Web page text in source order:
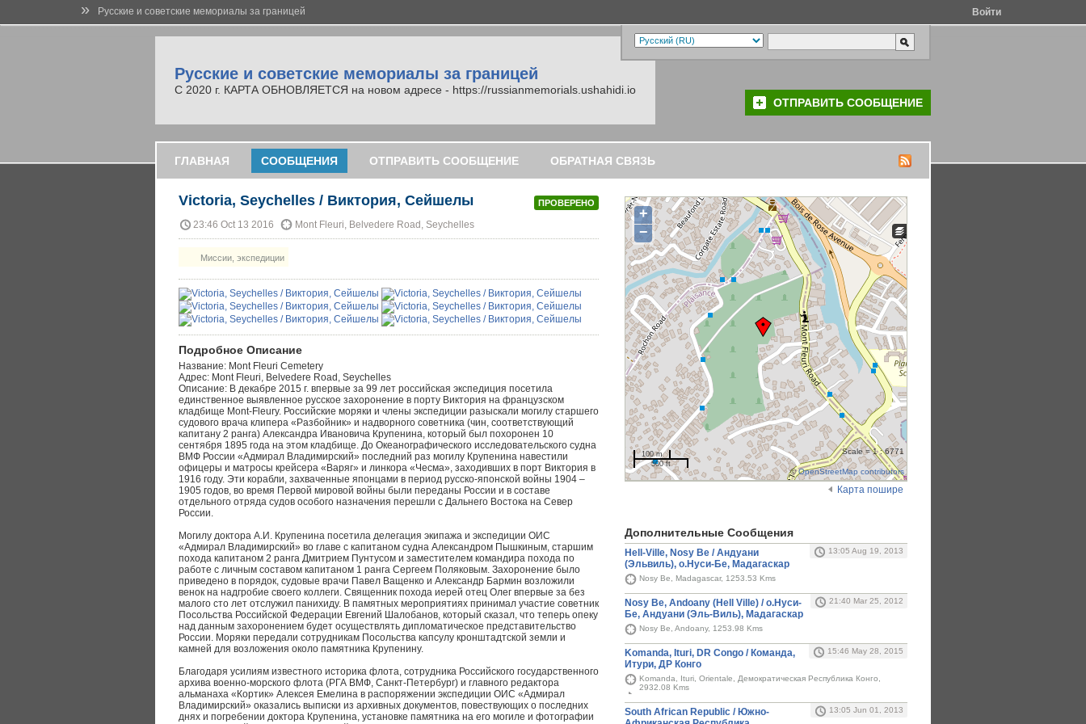
» Русские и советские мемориалы за границей Войти
Русские и советские мемориалы за границей
С 2020 г. КАРТА ОБНОВЛЯЕТСЯ на новом адресе - https://russianmemorials.ushahidi.io
ОТПРАВИТЬ СООБЩЕНИЕ
ГЛАВНАЯ СООБЩЕНИЯ ОТПРАВИТЬ СООБЩЕНИЕ ОБРАТНАЯ СВЯЗЬ
ПРОВЕРЕНО
Victoria, Seychelles / Виктория, Сейшелы
23:46 Oct 13 2016 Mont Fleuri, Belvedere Road, Seychelles
Миссии, экспедиции
Подробное Описание
Название: Mont Fleuri Cemetery
Адрес: Mont Fleuri, Belvedere Road, Seychelles
Описание: В декабре 2015 г. впервые за 99 лет российская экспедиция посетила
единственное выявленное русское захоронение в порту Виктория на французском
кладбище Mont-Fleury. Российские моряки и члены экспедиции разыскали могилу старшего
судового врача клипера «Разбойник» и надворного советника (чин, соответствующий
капитану 2 ранга) Александра Ивановича Крупенина, который был похоронен 10
сентября 1895 года на этом кладбище. До Океанографического исследовательского судна
ВМФ России «Адмирал Владимирский» последний раз могилу Крупенина навестили
офицеры и матросы крейсера «Варяг» и линкора «Чесма», заходивших в порт Виктория в
1916 году. Эти корабли, захваченные японцами в период русско-японской войны 1904 –
1905 годов, во время Первой мировой войны были переданы России и в составе
отдельного отряда судов особого назначения перешли с Дальнего Востока на Север
России.
Могилу доктора А.И. Крупенина посетила делегация экипажа и экспедиции ОИС
«Адмирал Владимирский» во главе с капитаном судна Александром Пышкиным, старшим
похода капитаном 2 ранга Дмитрием Пунтусом и заместителем командира похода по
работе с личным составом капитаном 1 ранга Сергеем Поляковым. Захоронение было
приведено в порядок, судовые врачи Павел Ващенко и Александр Бармин возложили
венок на надгробие своего коллеги. Священник похода иерей отец Олег впервые за без
малого сто лет отслужил панихиду. В памятных мероприятиях принимал участие советник
Посольства Российской Федерации Евгений Шалобанов, который сказал, что теперь опеку
над данным захоронением будет осуществлять дипломатическое представительство
России. Моряки передали сотрудникам Посольства капсулу кронштадтской земли и
камней для возложения около памятника Крупенину.
Благодаря усилиям известного историка флота, сотрудника Российского государственного
архива военно-морского флота (РГА ВМФ, Санкт-Петербург) и главного редактора
альманаха «Кортик» Алексея Емелина в распоряжении экспедиции ОИС «Адмирал
Владимирский» оказались выписки из архивных документов, повествующих о последних
днях и погребении доктора Крупенина, установке памятника на его могиле и фотографии
+
−
100 m
500 ft
Scale = 1 : 6771
©OpenStreetMap contributors
Карта пошире
Дополнительные Cообщения
Hell-Ville, Nosy Be / Андуани
(Эльвиль), о.Нуси-Бе, Мадагаскар
13:05 Aug 19, 2013
Nosy Be, Madagascar, 1253.53 Kms
Nosy Be, Andoany (Hell Ville) / о.Нуси-
Бе, Андуани (Эль-Виль), Мадагаскар
21:40 Mar 25, 2012
Nosy Be, Andoany, 1253.98 Kms
Komanda, Ituri, DR Congo / Команда,
Итури, ДР Конго
15:46 May 28, 2015
Komanda, Ituri, Orientale, Демократическая Республика Конго,
2932.08 Kms
South African Republic / Южно-
13:05 Jun 01, 2013